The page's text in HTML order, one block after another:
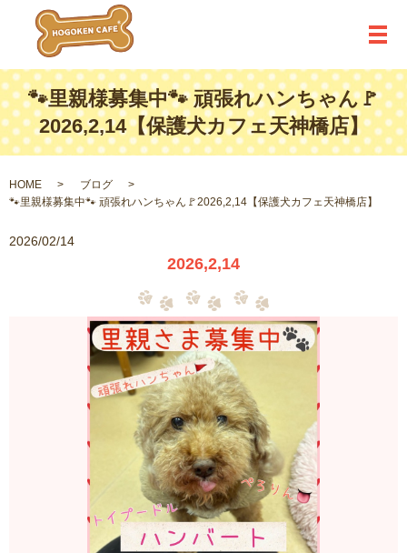
メ
🐾里親様募集中🐾 頑張れハンちゃん🚩
2026,2,14【保護犬カフェ天神橋店】
HOME
ブログ
🐾里親様募集中🐾 頑張れハンちゃん🚩2026,2,14【保護犬カフェ天神橋店】
2026/02/14
2026,2,14